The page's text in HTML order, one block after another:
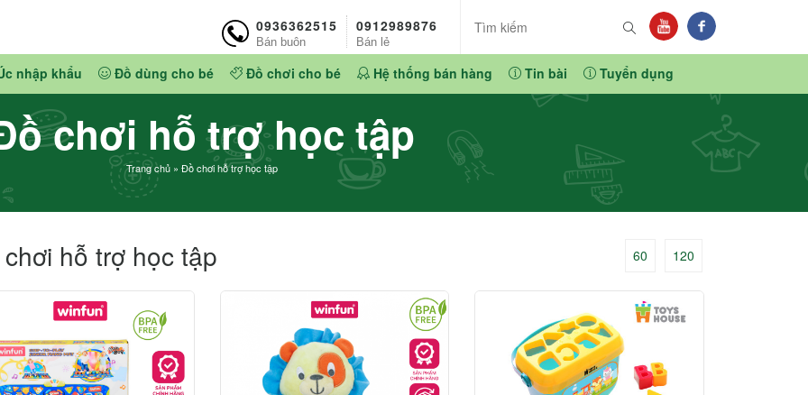
0936362515
Bán buôn
0912989876
Bán lẻ
nhập khẩu Đồ dùng cho bé Đồ chơi cho bé Hệ thống bán hàng Tin bài Tuyển dụng
chơi hỗ trợ học tập
Trang chủ » Đồ chơi hỗ trợ học tập
hỗ trợ học tập 120
60